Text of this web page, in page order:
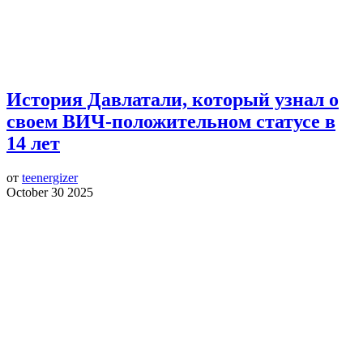
История Давлатали, который узнал о
своем ВИЧ-положительном статусе в
14 лет
от teenergizer
October 30 2025